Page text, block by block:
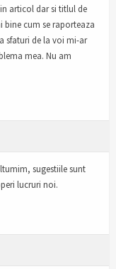
articol dar si titlul de
bine cum se raporteaza
sfaturi de la voi mi-ar
mea. Nu am
sugestiile sunt
lucruri noi.